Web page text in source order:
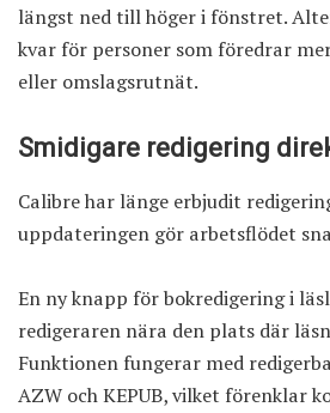
längst ned till höger i fönstret.
kvar för personer som föredrar
eller omslagsrutnät.
Smidigare redigering
Calibre har länge erbjudit
uppdateringen gör arbetsflödet
En ny knapp för bokredigering i
redigeraren nära den plats där
Funktionen fungerar med
AZW och KEPUB, vilket förenklar